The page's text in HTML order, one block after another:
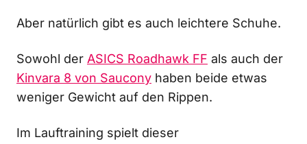
Aber natürlich gibt es auch leichtere Schuhe.
Sowohl der ASICS Roadhawk FF als auch der
Kinvara 8 von Saucony haben beide etwas
weniger Gewicht auf den Rippen.
Im Lauftraining spielt dieser